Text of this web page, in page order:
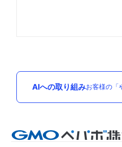
AIへの取り組みお客様の「